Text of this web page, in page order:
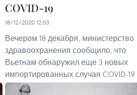
COVID-19
18/12/2020 12:03
Вечером 18 декабря, министерство
здравоохранения сообщило, что
Вьетнам обнаружил еще 3 новых
импортированных случая COVID-19